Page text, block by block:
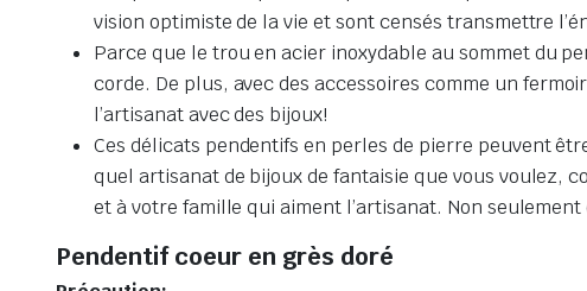
vision optimiste de la vie et sont censés transmettre
Parce que le trou en acier inoxydable au sommet du
corde. De plus, avec des accessoires comme un
l’artisanat avec des bijoux!
Ces délicats pendentifs en perles de pierre peuvent
quel artisanat de bijoux de fantaisie que vous voulez,
et à votre famille qui aiment l’artisanat. Non
Pendentif coeur en grès doré